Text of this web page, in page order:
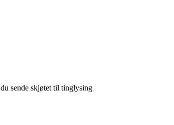
sende skjøtet til tinglysing